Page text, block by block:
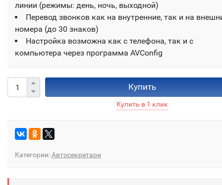
линии (режимы: день, ночь, выходной)
Перевод звонков как на внутренние, так и на
номера (до 30 знаков)
Настройка возможна как с телефона, так и с
компьютера через программа AVConfig
Купить
Категории:Автосекретари